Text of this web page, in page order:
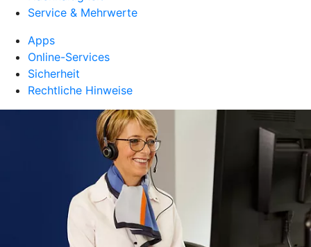
Service & Mehrwerte
Apps
Online-Services
Sicherheit
Rechtliche Hinweise